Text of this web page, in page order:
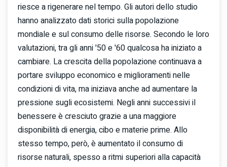
riesce a rigenerare nel tempo. Gli autori dello studio
hanno analizzato dati storici sulla popolazione
mondiale e sul consumo delle risorse. Secondo le loro
valutazioni, tra gli anni '50 e '60 qualcosa ha iniziato a
cambiare. La crescita della popolazione continuava a
portare sviluppo economico e miglioramenti nelle
condizioni di vita, ma iniziava anche ad aumentare la
pressione sugli ecosistemi. Negli anni successivi il
benessere è cresciuto grazie a una maggiore
disponibilità di energia, cibo e materie prime. Allo
stesso tempo, però, è aumentato il consumo di
risorse naturali, spesso a ritmi superiori alla capacità